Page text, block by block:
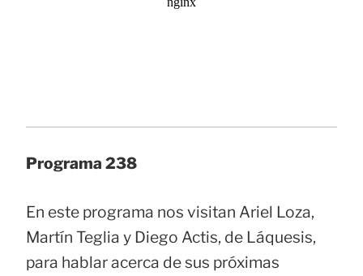
Programa 238
En este programa nos visitan Ariel Loza,
Martín Teglia y Diego Actis, de Láquesis,
para hablar acerca de sus próximas